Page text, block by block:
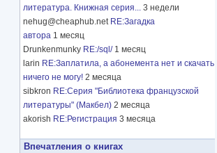
литература. Книжная серия... 3 недели
nehug@cheaphub.net RE:Загадка
автора 1 месяц
Drunkenmunky RE:/sql/ 1 месяц
larin RE:Заплатила, а абонемента нет и скачать
ничего не могу! 2 месяца
sibkron RE:Серия "Библиотека французской
литературы" (Макбел) 2 месяца
akorish RE:Регистрация 3 месяца
Впечатления о книгах